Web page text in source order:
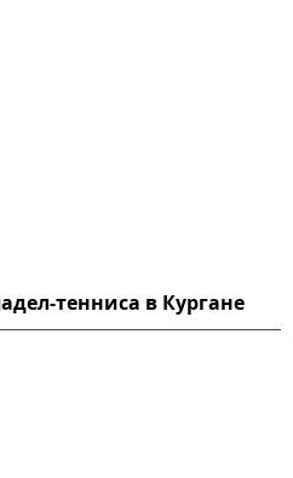
тенниса в Кургане